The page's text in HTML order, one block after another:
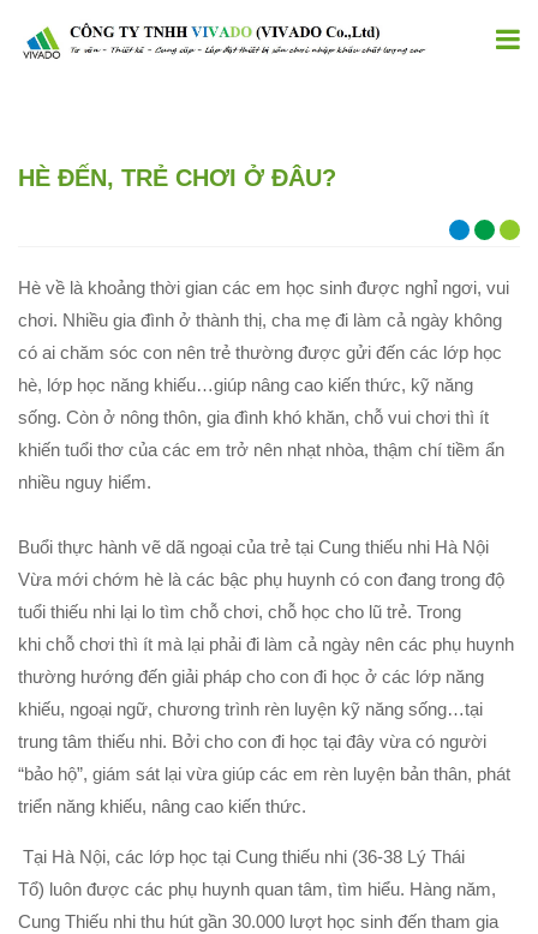
HÈ ĐẾN, TRẺ CHƠI Ở ĐÂU?
Hè về là khoảng thời gian các em học sinh được nghỉ ngơi, vui
chơi. Nhiều gia đình ở thành thị, cha mẹ đi làm cả ngày không
có ai chăm sóc con nên trẻ thường được gửi đến các lớp học
hè, lớp học năng khiếu…giúp nâng cao kiến thức, kỹ năng
sống. Còn ở nông thôn, gia đình khó khăn, chỗ vui chơi thì ít
khiến tuổi thơ của các em trở nên nhạt nhòa, thậm chí tiềm ẩn
nhiều nguy hiểm.
Buổi thực hành vẽ dã ngoại của trẻ tại Cung thiếu nhi Hà Nội
Vừa mới chớm hè là các bậc phụ huynh có con đang trong độ
tuổi thiếu nhi lại lo tìm chỗ chơi, chỗ học cho lũ trẻ. Trong
khi chỗ chơi thì ít mà lại phải đi làm cả ngày nên các phụ huynh
thường hướng đến giải pháp cho con đi học ở các lớp năng
khiếu, ngoại ngữ, chương trình rèn luyện kỹ năng sống…tại
trung tâm thiếu nhi. Bởi cho con đi học tại đây vừa có người
“bảo hộ”, giám sát lại vừa giúp các em rèn luyện bản thân, phát
triển năng khiếu, nâng cao kiến thức.
Tại Hà Nội, các lớp học tại Cung thiếu nhi (36-38 Lý Thái
Tổ) luôn được các phụ huynh quan tâm, tìm hiểu. Hàng năm,
Cung Thiếu nhi thu hút gần 30.000 lượt học sinh đến tham gia